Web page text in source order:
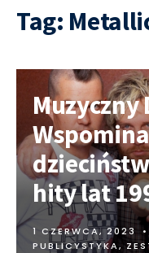
Tag:
Muzyczny
hity lat
1 CZERWCA, 2023 •
PUBLICYSTYKA,